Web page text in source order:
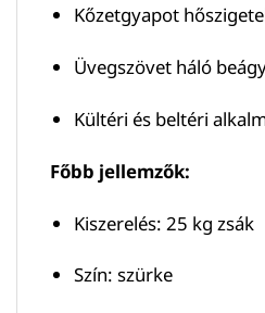
Kőzetgyapot
Üvegszövet háló
Kültéri és beltéri
Főbb jellemzők:
Kiszerelés: 25 kg zsák
Szín: szürke